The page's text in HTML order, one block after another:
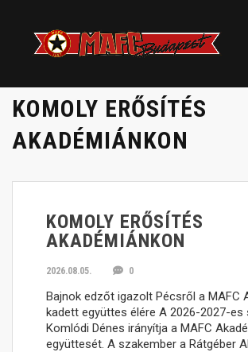
KOMOLY ERŐSÍTÉS
AKADÉMIÁNKON
KOMOLY ERŐSÍTÉS
AKADÉMIÁNKON
2026.08.05. 0
Bajnok edzőt igazolt Pécsről a MAFC
kadett együttes élére A 2026-2027-es
Komlódi Dénes irányítja a MAFC
együttesét. A szakember a Rátgéber